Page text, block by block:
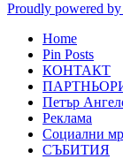
Proudly powered by
Home
Pin Posts
КОНТАКТ
Петър
Реклама
Социални
СЪБИТИЯ